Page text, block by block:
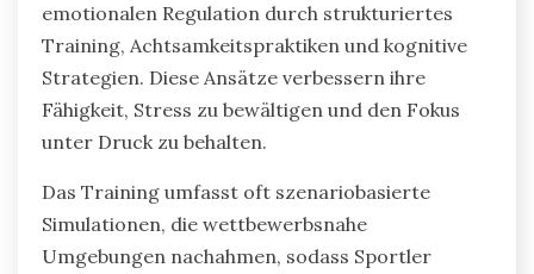
emotionalen Regulation durch strukturiertes
Training, Achtsamkeitspraktiken und kognitive
Strategien. Diese Ansätze verbessern ihre
Fähigkeit, Stress zu bewältigen und den Fokus
unter Druck zu behalten.
Das Training umfasst oft szenariobasierte
Simulationen, die wettbewerbsnahe
Umgebungen nachahmen, sodass Sportler